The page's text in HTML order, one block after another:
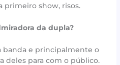
primeiro show, risos.
da dupla?
banda e principalmente o
deles para com o público.